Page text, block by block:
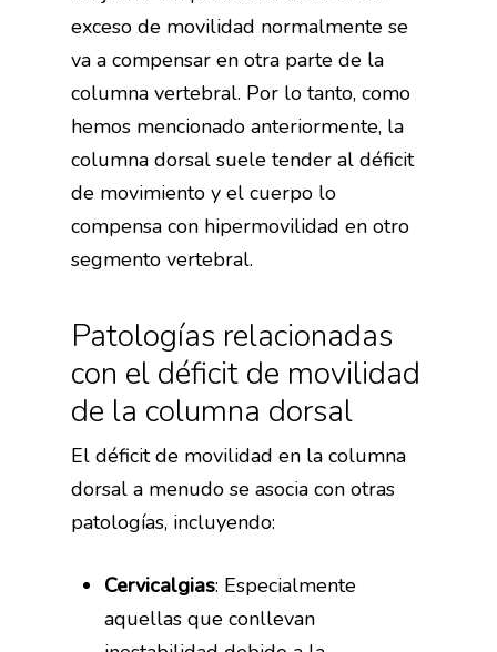
exceso de movilidad normalmente se
va a compensar en otra parte de la
columna vertebral. Por lo tanto, como
hemos mencionado anteriormente, la
columna dorsal suele tender al déficit
de movimiento y el cuerpo lo
compensa con hipermovilidad en otro
segmento vertebral.
Patologías relacionadas
con el déficit de movilidad
de la columna dorsal
El déficit de movilidad en la columna
dorsal a menudo se asocia con otras
patologías, incluyendo:
Cervicalgias: Especialmente
aquellas que conllevan